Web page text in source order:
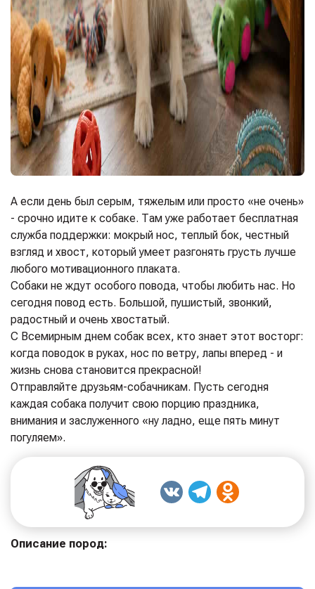
А если день был серым, тяжелым или просто «не очень»
- срочно идите к собаке. Там уже работает бесплатная
служба поддержки: мокрый нос, теплый бок, честный
взгляд и хвост, который умеет разгонять грусть лучше
любого мотивационного плаката.
Собаки не ждут особого повода, чтобы любить нас. Но
сегодня повод есть. Большой, пушистый, звонкий,
радостный и очень хвостатый.
С Всемирным днем собак всех, кто знает этот восторг:
когда поводок в руках, нос по ветру, лапы вперед - и
жизнь снова становится прекрасной!
Отправляйте друзьям-собачникам. Пусть сегодня
каждая собака получит свою порцию праздника,
внимания и заслуженного «ну ладно, еще пять минут
погуляем».
Описание пород: